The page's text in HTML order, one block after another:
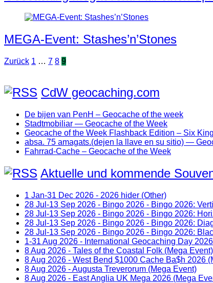
MEGA-Event: Stashes’n’Stones
Seitennummerierung
Beiträge
Zurück 1 … 7 8 9
CdW geocaching.com
De bijen van PenH – Geocache of the week
Stadtmobiliar — Geocache of the Week
Geocache of the Week Flashback Edition – Six
absa. 75 amagats.(dejen la llave en su sitio) —
Fahrrad-Cache – Geocache of the Week
Aktuelle und kommende
1 Jan-31 Dec 2026 - 2026 hider (Other)
28 Jul-13 Sep 2026 - Bingo 2026 - Bingo 2026:
28 Jul-13 Sep 2026 - Bingo 2026 - Bingo 2026:
28 Jul-13 Sep 2026 - Bingo 2026 - Bingo 2026:
28 Jul-13 Sep 2026 - Bingo 2026 - Bingo 2026:
1-31 Aug 2026 - International Geocaching Day
8 Aug 2026 - Tales of the Coastal Folk (Mega Event)
8 Aug 2026 - West Bend $1000 Cache Ba$h 2026
8 Aug 2026 - Augusta Treverorum (Mega Event)
8 Aug 2026 - East Anglia UK Mega 2026 (Mega